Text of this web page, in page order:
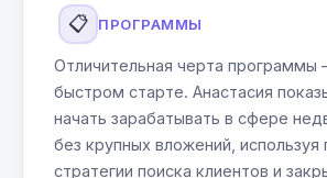
📋 ПРОГРАММЫ
Отличительная черта программы
быстром старте. Анастасия
начать зарабатывать в сфере
без крупных вложений,
стратегии поиска клиентов и